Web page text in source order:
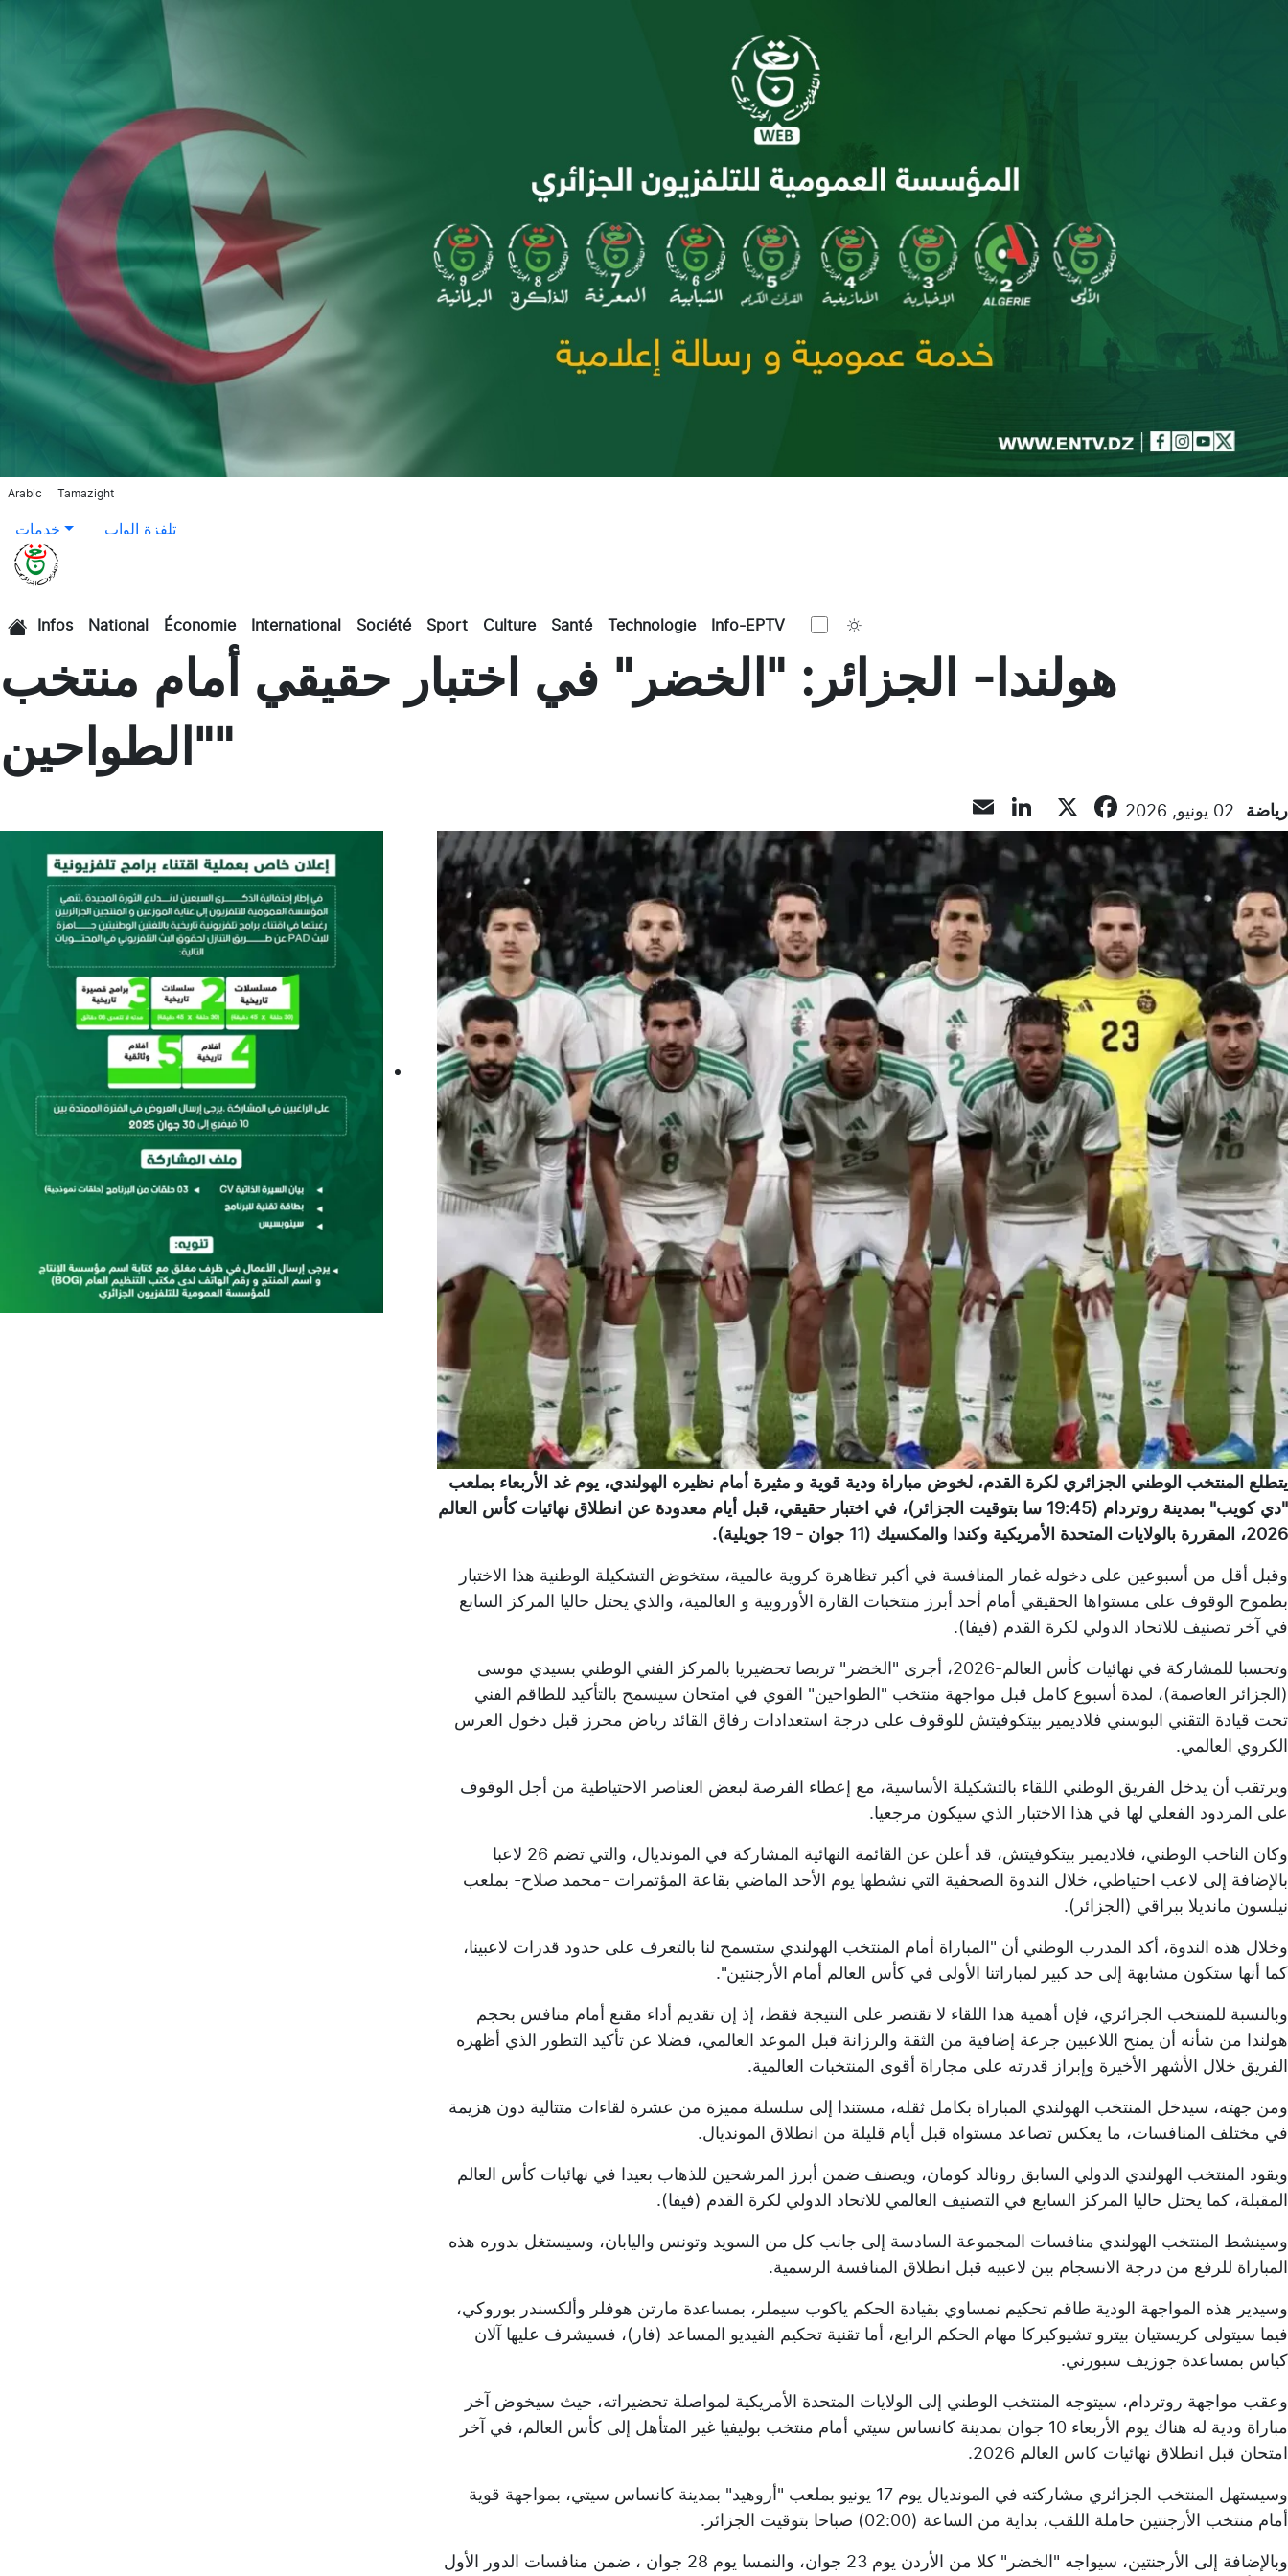
Aller au contenu principal
Arabic Tamazight
خدمات تلفزة الواب
Infos National Économie International Société Sport Culture Santé Technologie Info-EPTV
هولندا- الجزائر: "الخضر" في اختبار حقيقي أمام منتخب
"الطواحين"
رياضة 02 يونيو, 2026 Facebook
LinkedIn
يتطلع المنتخب الوطني الجزائري لكرة القدم، لخوض مباراة ودية قوية و مثيرة أمام نظيره الهولندي، يوم غد الأربعاء بملعب
"دي كويب" بمدينة روتردام (19:45 سا بتوقيت الجزائر)، في اختبار حقيقي، قبل أيام معدودة عن انطلاق نهائيات كأس العالم
2026، المقررة بالولايات المتحدة الأمريكية وكندا والمكسيك (11 جوان - 19 جويلية).
وقبل أقل من أسبوعين على دخوله غمار المنافسة في أكبر تظاهرة كروية عالمية، ستخوض التشكيلة الوطنية هذا الاختبار
بطموح الوقوف على مستواها الحقيقي أمام أحد أبرز منتخبات القارة الأوروبية و العالمية، والذي يحتل حاليا المركز السابع
في آخر تصنيف للاتحاد الدولي لكرة القدم (فيفا).
وتحسبا للمشاركة في نهائيات كأس العالم-2026، أجرى "الخضر" تربصا تحضيريا بالمركز الفني الوطني بسيدي موسى
(الجزائر العاصمة)، لمدة أسبوع كامل قبل مواجهة منتخب "الطواحين" القوي في امتحان سيسمح بالتأكيد للطاقم الفني
تحت قيادة التقني البوسني فلاديمير بيتكوفيتش للوقوف على درجة استعدادات رفاق القائد رياض محرز قبل دخول العرس
الكروي العالمي.
ويرتقب أن يدخل الفريق الوطني اللقاء بالتشكيلة الأساسية، مع إعطاء الفرصة لبعض العناصر الاحتياطية من أجل الوقوف
على المردود الفعلي لها في هذا الاختبار الذي سيكون مرجعيا.
وكان الناخب الوطني، فلاديمير بيتكوفيتش، قد أعلن عن القائمة النهائية المشاركة في المونديال، والتي تضم 26 لاعبا
بالإضافة إلى لاعب احتياطي، خلال الندوة الصحفية التي نشطها يوم الأحد الماضي بقاعة المؤتمرات -محمد صلاح- بملعب
نيلسون مانديلا ببراقي (الجزائر).
وخلال هذه الندوة، أكد المدرب الوطني أن "المباراة أمام المنتخب الهولندي ستسمح لنا بالتعرف على حدود قدرات لاعبينا،
كما أنها ستكون مشابهة إلى حد كبير لمباراتنا الأولى في كأس العالم أمام الأرجنتين".
وبالنسبة للمنتخب الجزائري، فإن أهمية هذا اللقاء لا تقتصر على النتيجة فقط، إذ إن تقديم أداء مقنع أمام منافس بحجم
هولندا من شأنه أن يمنح اللاعبين جرعة إضافية من الثقة والرزانة قبل الموعد العالمي، فضلا عن تأكيد التطور الذي أظهره
الفريق خلال الأشهر الأخيرة وإبراز قدرته على مجاراة أقوى المنتخبات العالمية.
ومن جهته، سيدخل المنتخب الهولندي المباراة بكامل ثقله، مستندا إلى سلسلة مميزة من عشرة لقاءات متتالية دون هزيمة
في مختلف المنافسات، ما يعكس تصاعد مستواه قبل أيام قليلة من انطلاق المونديال.
ويقود المنتخب الهولندي الدولي السابق رونالد كومان، ويصنف ضمن أبرز المرشحين للذهاب بعيدا في نهائيات كأس العالم
المقبلة، كما يحتل حاليا المركز السابع في التصنيف العالمي للاتحاد الدولي لكرة القدم (فيفا).
وسينشط المنتخب الهولندي منافسات المجموعة السادسة إلى جانب كل من السويد وتونس واليابان، وسيستغل بدوره هذه
المباراة للرفع من درجة الانسجام بين لاعبيه قبل انطلاق المنافسة الرسمية.
وسيدير هذه المواجهة الودية طاقم تحكيم نمساوي بقيادة الحكم ياكوب سيملر، بمساعدة مارتن هوفلر وألكسندر بوروكي،
فيما سيتولى كريستيان بيترو تشيوكيركا مهام الحكم الرابع، أما تقنية تحكيم الفيديو المساعد (فار)، فسيشرف عليها آلان
كياس بمساعدة جوزيف سبورني.
وعقب مواجهة روتردام، سيتوجه المنتخب الوطني إلى الولايات المتحدة الأمريكية لمواصلة تحضيراته، حيث سيخوض آخر
مباراة ودية له هناك يوم الأربعاء 10 جوان بمدينة كانساس سيتي أمام منتخب بوليفيا غير المتأهل إلى كأس العالم، في آخر
امتحان قبل انطلاق نهائيات كاس العالم 2026.
وسيستهل المنتخب الجزائري مشاركته في المونديال يوم 17 يونيو بملعب "أروهيد" بمدينة كانساس سيتي، بمواجهة قوية
أمام منتخب الأرجنتين حاملة اللقب، بداية من الساعة (02:00) صباحا بتوقيت الجزائر.
وبالإضافة إلى الأرجنتين، سيواجه "الخضر" كلا من الأردن يوم 23 جوان، والنمسا يوم 28 جوان ، ضمن منافسات الدور الأول